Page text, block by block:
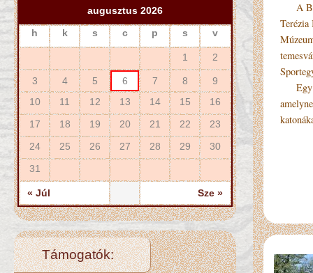
augusztus 2026
h
k s c p s v
1 2
3 4 5 6 7 8
9
10
11 12 13 14 15
16
17
18 19 20 21 22
23
24
25 26 27 28 29
30
31
« Júl Sze »
Támogatók:
A
Terézia
Egy